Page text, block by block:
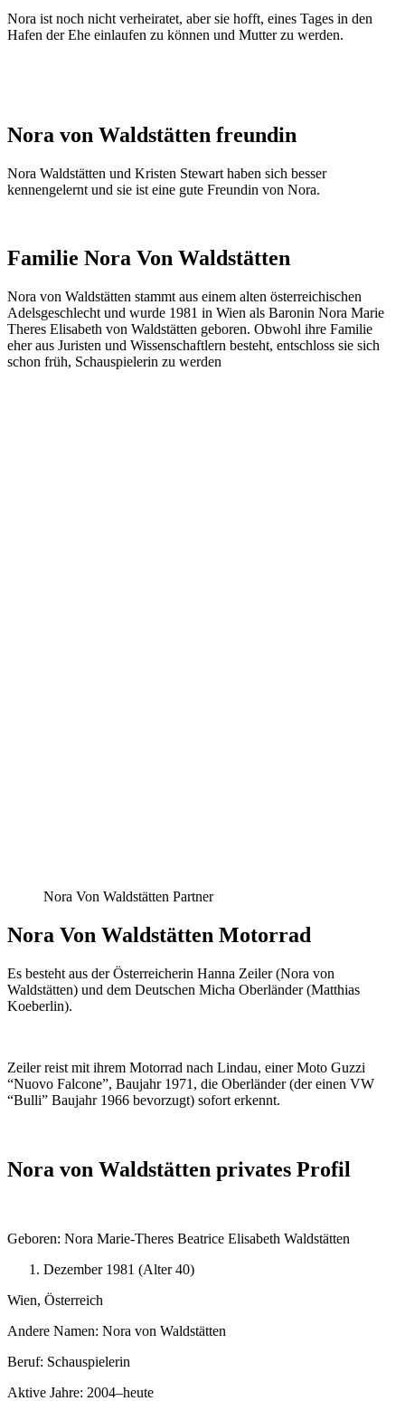
Nora ist noch nicht verheiratet, aber sie hofft, eines Tages in den
Hafen der Ehe einlaufen zu können und Mutter zu werden.
Nora von Waldstätten freundin
Nora Waldstätten und Kristen Stewart haben sich besser
kennengelernt und sie ist eine gute Freundin von Nora.
Familie Nora Von Waldstätten
Nora von Waldstätten stammt aus einem alten österreichischen
Adelsgeschlecht und wurde 1981 in Wien als Baronin Nora Marie
Theres Elisabeth von Waldstätten geboren. Obwohl ihre Familie
eher aus Juristen und Wissenschaftlern besteht, entschloss sie sich
schon früh, Schauspielerin zu werden
Nora Von Waldstätten Partner
Nora Von Waldstätten Motorrad
Es besteht aus der Österreicherin Hanna Zeiler (Nora von
Waldstätten) und dem Deutschen Micha Oberländer (Matthias
Koeberlin).
Zeiler reist mit ihrem Motorrad nach Lindau, einer Moto Guzzi
“Nuovo Falcone”, Baujahr 1971, die Oberländer (der einen VW
“Bulli” Baujahr 1966 bevorzugt) sofort erkennt.
Nora von Waldstätten privates Profil
Geboren: Nora Marie-Theres Beatrice Elisabeth Waldstätten
Dezember 1981 (Alter 40)
Wien, Österreich
Andere Namen: Nora von Waldstätten
Beruf: Schauspielerin
Aktive Jahre: 2004–heute